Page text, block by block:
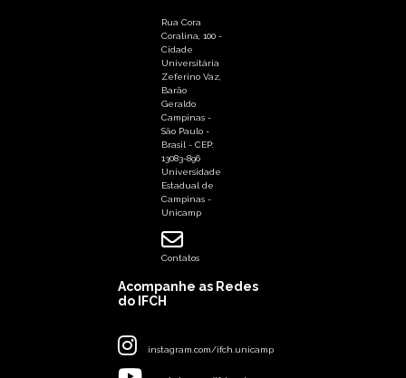
Rua Cora
Coralina, 100 -
Cidade
Universitária
Zeferino Vaz,
Barão
Geraldo
Campinas -
São Paulo -
Brasil - CEP:
13083-896
Universidade
Estadual de
Campinas -
Unicamp
Contatos
Acompanhe as Redes
do IFCH
instagram.com/ifch.unicamp